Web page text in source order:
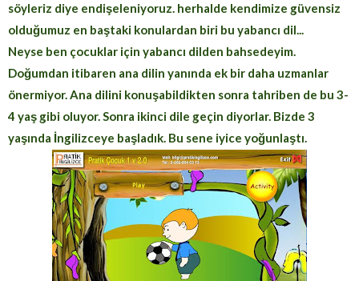
söyleriz diye endişeleniyoruz. herhalde kendimize güvensiz
olduğumuz en baştaki konulardan biri bu yabancı dil...
Neyse ben çocuklar için yabancı dilden bahsedeyim.
Doğumdan itibaren ana dilin yanında ek bir daha uzmanlar
önermiyor. Ana dilini konuşabildikten sonra tahriben de bu 3-
4 yaş gibi oluyor. Sonra ikinci dile geçin diyorlar. Bizde 3
yaşında İngilizceye başladık. Bu sene iyice yoğunlaştı.